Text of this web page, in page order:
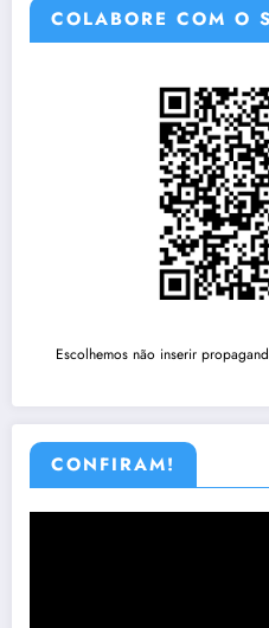
COLABORE COM O
Escolhemos não inserir
CONFIRAM!